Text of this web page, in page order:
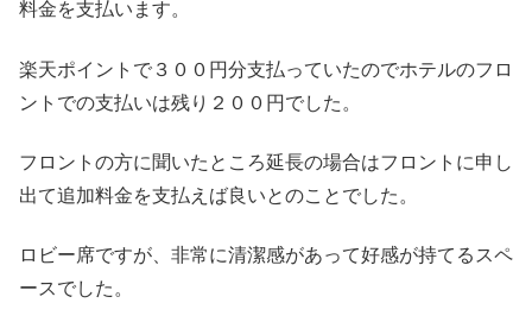
料金を支払います。
楽天ポイントで３００円分支払っていたのでホテルのフロ
ントでの支払いは残り２００円でした。
フロントの方に聞いたところ延長の場合はフロントに申し
出て追加料金を支払えば良いとのことでした。
ロビー席ですが、非常に清潔感があって好感が持てるスペ
ースでした。